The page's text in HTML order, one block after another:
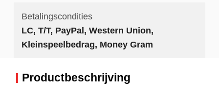
Betalingscondities
LC, T/T, PayPal, Western Union,
Kleinspeelbedrag, Money Gram
Productbeschrijving